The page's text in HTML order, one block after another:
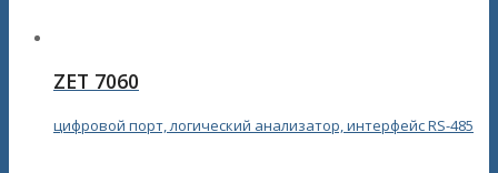
ZET 7060
цифровой порт, логический анализатор, интерфейс RS-485